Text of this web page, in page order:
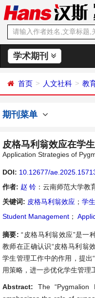
学术期刊
首页 人文社科 教
期刊菜单
皮格马利翁效应在学
Application Strategies of
DOI: 10.12677/
作者: 赵 铃 ：云南师范大学教
关键词: 皮格马利翁效应 ； 学
Student Management ；
摘要:“皮格马利翁效应”是一
教师在正确认识“皮格马利翁
学生管理工作中的作用，提出
用策略，进一步优化学生管理
Abstract: The